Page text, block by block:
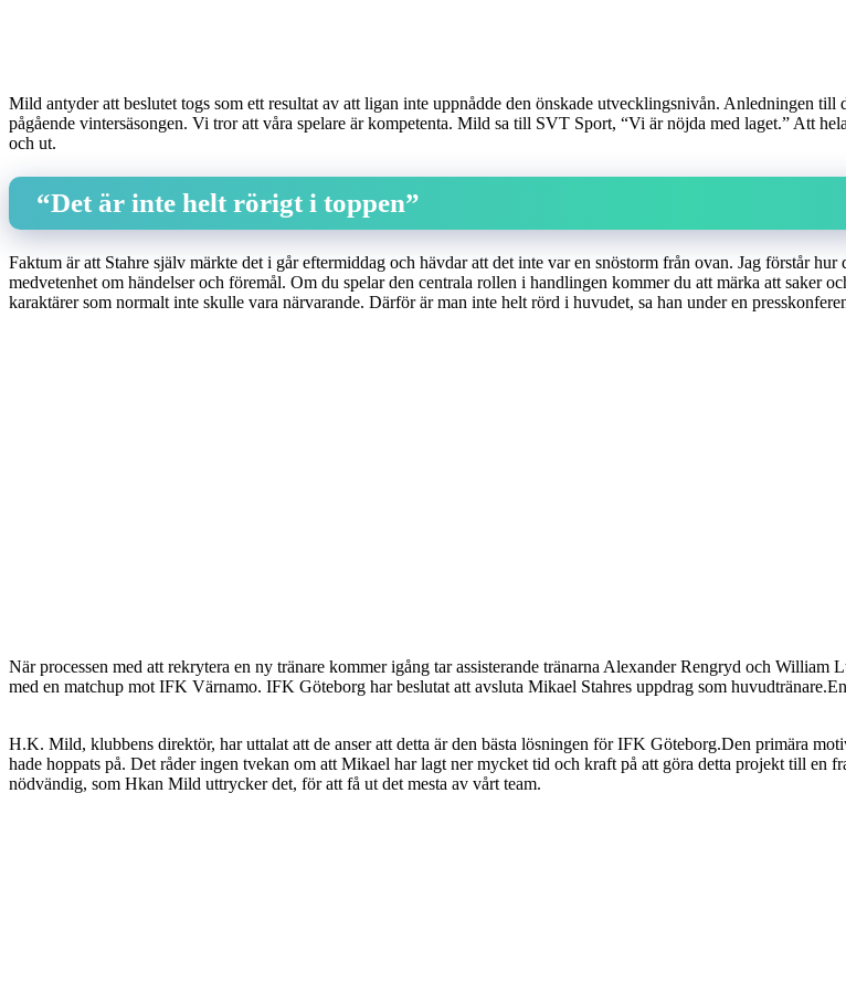
Mild antyder att beslutet togs som ett resultat av att ligan inte uppnådde den önskade utvecklingsnivån. Anledningen
pågående vintersäsongen. Vi tror att våra spelare är kompetenta. Mild sa till SVT Sport, “Vi är nöjda med laget.” Att
och ut.
“Det är inte helt rörigt i toppen”
Faktum är att Stahre själv märkte det i går eftermiddag och hävdar att det inte var en snöstorm från ovan. Jag förstår
medvetenhet om händelser och föremål. Om du spelar den centrala rollen i handlingen kommer du att märka att saker
karaktärer som normalt inte skulle vara närvarande. Därför är man inte helt rörd i huvudet, sa han under en
När processen med att rekrytera en ny tränare kommer igång tar assisterande tränarna Alexander Rengryd och
med en matchup mot IFK Värnamo. IFK Göteborg har beslutat att avsluta Mikael Stahres uppdrag som
H.K. Mild, klubbens direktör, har uttalat att de anser att detta är den bästa lösningen för IFK Göteborg.Den primära
hade hoppats på. Det råder ingen tvekan om att Mikael har lagt ner mycket tid och kraft på att göra detta projekt till en
nödvändig, som Hkan Mild uttrycker det, för att få ut det mesta av vårt team.